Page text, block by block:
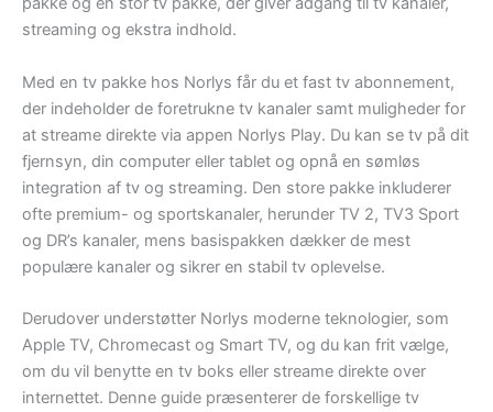
streaming og ekstra indhold.
Med en tv pakke hos Norlys får du et fast tv abonnement,
der indeholder de foretrukne tv kanaler samt muligheder for
at streame direkte via appen Norlys Play. Du kan se tv på dit
fjernsyn, din computer eller tablet og opnå en sømløs
integration af tv og streaming. Den store pakke inkluderer
ofte premium- og sportskanaler, herunder TV 2, TV3 Sport
og DR’s kanaler, mens basispakken dækker de mest
populære kanaler og sikrer en stabil tv oplevelse.
Derudover understøtter Norlys moderne teknologier, som
Apple TV, Chromecast og Smart TV, og du kan frit vælge,
om du vil benytte en tv boks eller streame direkte over
internettet. Denne guide præsenterer de forskellige tv